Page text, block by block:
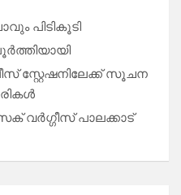
പിടികൂടി
സ്റ്റേഷനിലേക്ക് സൂചന
പാലക്കാട്